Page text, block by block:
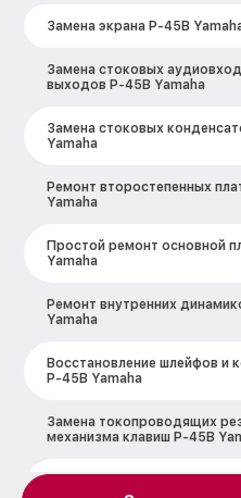
Замена экрана P-45B
Замена стоковых
выходов P-45B Yamaha
Замена стоковых
Yamaha
Ремонт второстепенных
Yamaha
Простой ремонт основной
Yamaha
Ремонт внутренних
Yamaha
Восстановление шлейфов и
P-45B Yamaha
Замена токопроводящих
механизма клавиш P-45B